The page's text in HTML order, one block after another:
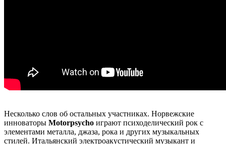
Несколько слов об остальных участниках. Норвежские
инноваторы Motorpsycho играют психоделический рок с
элементами металла, джаза, рока и других музыкальных
стилей. Итальянский электроакустический музыкант и